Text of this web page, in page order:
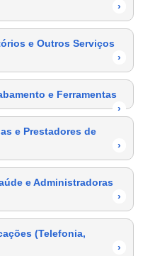
›
e Outros Serviços
›
e Ferramentas
›
e Prestadores de
›
e Administradoras
›
(Telefonia,
›